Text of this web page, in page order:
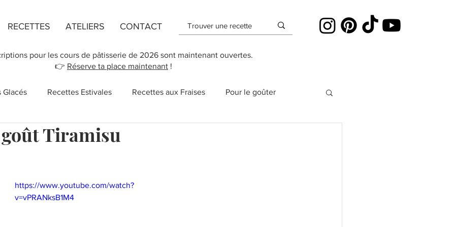
RECETTES ATELIERS CONTACT
pour les cours de pâtisserie de 2026 sont maintenant ouvertes.
👉 Réserve ta place maintenant !
Glacés Recettes Estivales Recettes aux Fraises Pour le goûter
de Flans Recette de Cookies
Tiramisu
5.
https://www.youtube.com/watch?
v=vPRANksB1M4